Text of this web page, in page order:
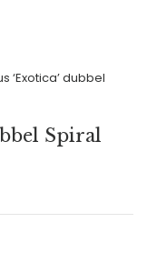
‘Exotica’ dubbel
Spiral